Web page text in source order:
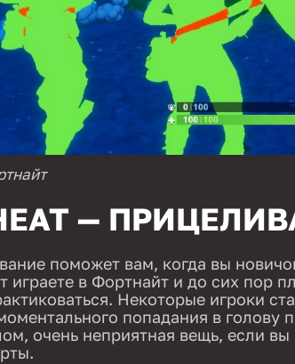
—
поможет вам, когда вы
играете в Фортнайт и до сих пор
Некоторые игроки
попадания в голову
очень неприятная вещь, если вы